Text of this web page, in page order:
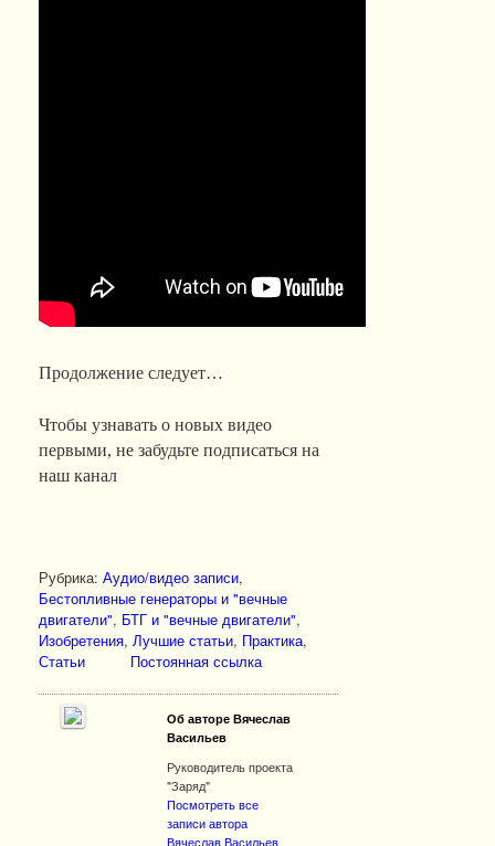
Продолжение следует…
Чтобы узнавать о новых видео
первыми, не забудьте подписаться на
наш канал
Рубрика: Аудио/видео записи,
Бестопливные генераторы и "вечные
двигатели", БТГ и "вечные двигатели",
Изобретения, Лучшие статьи, Практика,
Статьи
Постоянная ссылка
Об авторе Вячеслав
Васильев
Руководитель проекта
"Заряд"
Посмотреть все
записи автора
Вячеслав Васильев